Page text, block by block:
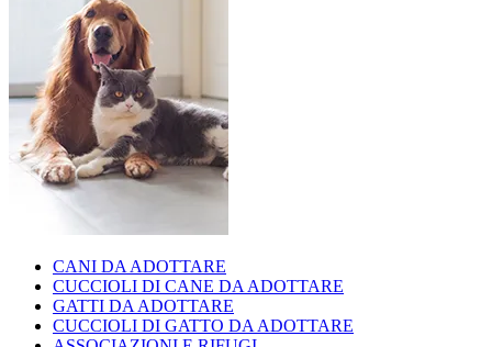
CANI DA ADOTTARE
CUCCIOLI DI CANE DA ADOTTARE
GATTI DA ADOTTARE
CUCCIOLI DI GATTO DA ADOTTARE